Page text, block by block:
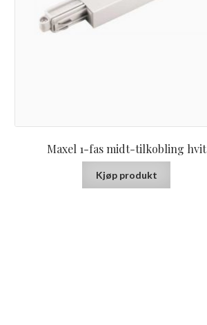
Maxel 1-fas midt-tilkobling hvit
Kjøp produkt